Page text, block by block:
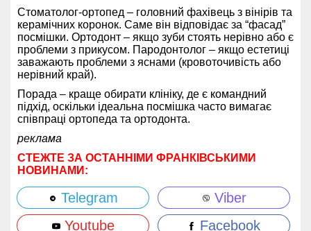
Стоматолог-ортопед – головний фахівець з вінірів та
керамічних коронок. Саме він відповідає за “фасад”
посмішки. Ортодонт – якщо зуби стоять нерівно або є
проблеми з прикусом. Пародонтолог – якщо естетиці
заважають проблеми з яснами (кровоточивість або
нерівний край).
Порада – краще обирати клініку, де є командний
підхід, оскільки ідеальна посмішка часто вимагає
співпраці ортопеда та ортодонта.
реклама
СТЕЖТЕ ЗА ОСТАННІМИ ФРАНКІВСЬКИМИ
НОВИНАМИ:
Telegram
Viber
Youtube
Facebook